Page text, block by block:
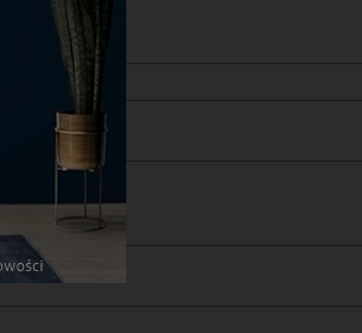
x 18 cm